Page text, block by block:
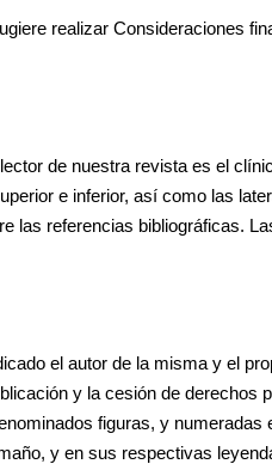
realizar Consideraciones
de nuestra revista es el
e inferior, así como las
las referencias bibliográficas.
el autor de la misma y el
y la cesión de derechos
figuras, y
y en sus respectivas